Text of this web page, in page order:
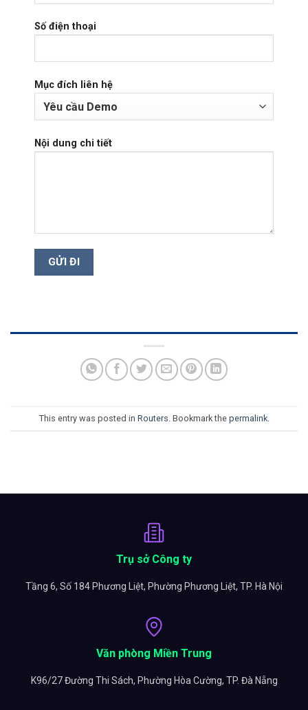
Số điện thoại
Mục đích liên hệ
Nội dung chi tiết
This entry was posted in Routers . Bookmark the permalink.
Trụ sở Công ty
Tầng 6, Số 184 Phương Liệt, Phường Phương Liệt, TP. Hà Nội
Văn phòng Miền Trung
K96/27 Đường Thi Sách, Phường Hòa Cường, TP. Đà Nẵng